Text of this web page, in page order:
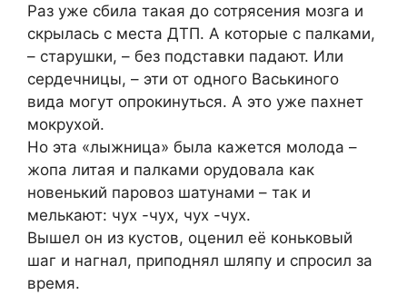
Раз уже сбила такая до сотрясения мозга и
скрылась с места ДТП. А которые с палками,
– старушки, – без подставки падают. Или
сердечницы, – эти от одного Васькиного
вида могут опрокинуться. А это уже пахнет
мокрухой.
Но эта «лыжница» была кажется молода –
жопа литая и палками орудовала как
новенький паровоз шатунами – так и
мелькают: чух -чух, чух -чух.
Вышел он из кустов, оценил её коньковый
шаг и нагнал, приподнял шляпу и спросил за
время.